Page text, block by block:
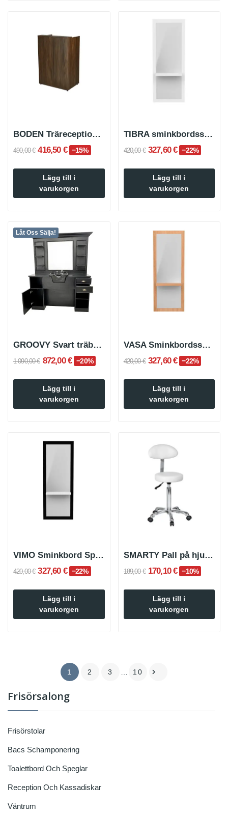
Frisörsalong
Frisörstolar
Bacs Schamponering
Toalettbord Och Speglar
Reception Och Kassadiskar
Väntrum
BODEN Träreceptionsdisk
490,00 € 416,50 € −15%
Lägg till i
varukorgen
TIBRA sminkbordsspegel med bricka
420,00 € 327,60 € −22%
Lägg till i
varukorgen
Låt Oss Sälja!
GROOVY Svart träbarberspegel sminkbord
1 090,00 € 872,00 € −20%
Lägg till i
varukorgen
VASA Sminkbordsspegel med bricka
420,00 € 327,60 € −22%
Lägg till i
varukorgen
VIMO Sminkbord Spegel med bricka
420,00 € 327,60 € −22%
Lägg till i
varukorgen
SMARTY Pall på hjul med ryggstöd
189,00 € 170,10 € −10%
Lägg till i
varukorgen
1 2 3 10 